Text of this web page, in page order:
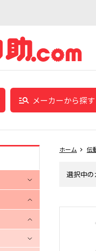
メーカーから探す
ホーム 伝
選択中の